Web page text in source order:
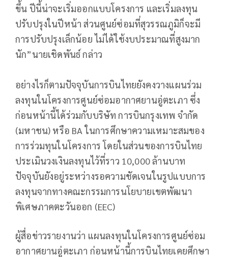
ขึ้น ปีนี้น่าจะเริ่มออกแบบโครงการ และเริ่มลงทุน
ปรับปรุงในปีหน้า ส่วนศูนย์ซ่อมที่สุวรรณภูมิก็จะมี
การปรับปรุงเล็กน้อย ไม่ได้ใช้งบประมาณที่สูงมาก
นัก”นายเชิดพันธ์ กล่าว
อย่างไรก็ตามปัจจุบันการบินไทยยังคงวางแผนร่วม
ลงทุนในโครงการศูนย์ซ่อมอากาศยานอู่ตะเภา ซึ่ง
ก่อนหน้านี้ได้ร่วมกับบริษัท การบินกรุงเทพ จำกัด
(มหาชน) หรือ BA ในการศึกษาความเหมาะสมของ
การร่วมทุนในโครงการ โดยในส่วนของการบินไทย
ประเมินวงเงินลงทุนไว้ที่ราว 10,000 ล้านบาท
ปัจจุบันยังอยู่ระหว่างรอความชัดเจนในรูปแบบการ
ลงทุนจากทางคณะกรรมการนโยบายเขตพัฒนา
พิเศษภาคตะวันออก (EEC)
ผู้สื่อข่าวรายงานว่า แผนลงทุนในโครงการศูนย์ซ่อม
อากาศยานอู่ตะเภา ก่อนหน้านี้การบินไทยเคยศึกษา